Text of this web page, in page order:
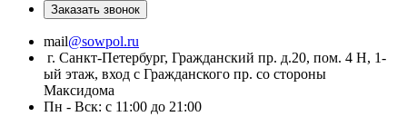
Заказать звонок
mail@sowpol.ru
г. Санкт-Петербург, Гражданский пр. д.20, пом. 4 Н, 1-
ый этаж, вход с Гражданского пр. со стороны
Максидома
Пн - Вск: с 11:00 до 21:00